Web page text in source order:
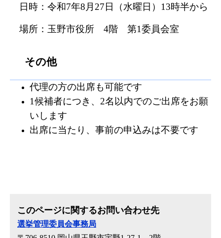
日時：令和7年8月27日（水曜日）13時半から
場所：玉野市役所 4階 第1委員会室
その他
代理の方の出席も可能です
1候補者につき、2名以内でのご出席をお願
いします
出席に当たり、事前の申込みは不要です
このページに関するお問い合わせ先
選挙管理委員会事務局